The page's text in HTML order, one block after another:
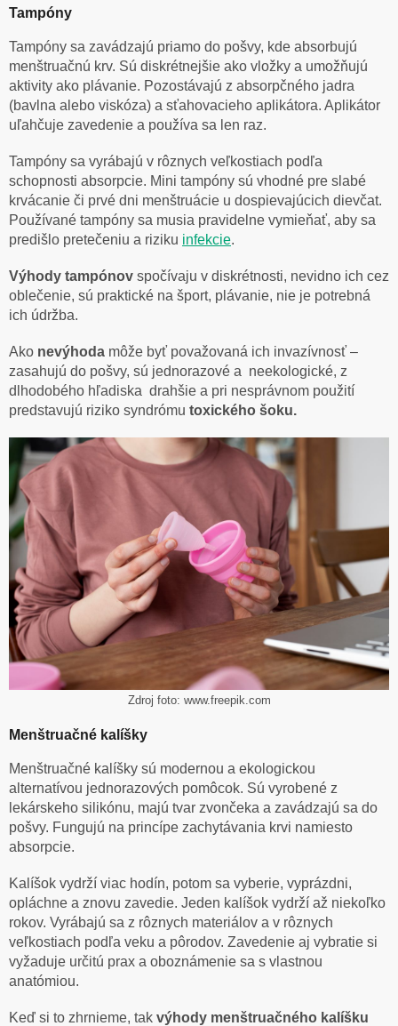
Tampóny
Tampóny sa zavádzajú priamo do pošvy, kde absorbujú
menštruačnú krv. Sú diskrétnejšie ako vložky a umožňujú
aktivity ako plávanie. Pozostávajú z absorpčného jadra
(bavlna alebo viskóza) a sťahovacieho aplikátora. Aplikátor
uľahčuje zavedenie a používa sa len raz.
Tampóny sa vyrábajú v rôznych veľkostiach podľa
schopnosti absorpcie. Mini tampóny sú vhodné pre slabé
krvácanie či prvé dni menštruácie u dospievajúcich dievčat.
Používané tampóny sa musia pravidelne vymieňať, aby sa
predišlo pretečeniu a riziku infekcie.
Výhody tampónov spočívaju v diskrétnosti, nevidno ich cez
oblečenie, sú praktické na šport, plávanie, nie je potrebná
ich údržba.
Ako nevýhoda môže byť považovaná ich invazívnosť –
zasahujú do pošvy, sú jednorazové a neekologické, z
dlhodobého hľadiska drahšie a pri nesprávnom použití
predstavujú riziko syndrómu toxického šoku.
Zdroj foto: www.freepik.com
Menštruačné kalíšky
Menštruačné kalíšky sú modernou a ekologickou
alternatívou jednorazových pomôcok. Sú vyrobené z
lekárskeho silikónu, majú tvar zvončeka a zavádzajú sa do
pošvy. Fungujú na princípe zachytávania krvi namiesto
absorpcie.
Kalíšok vydrží viac hodín, potom sa vyberie, vyprázdni,
opláchne a znovu zavedie. Jeden kalíšok vydrží až niekoľko
rokov. Vyrábajú sa z rôznych materiálov a v rôznych
veľkostiach podľa veku a pôrodov. Zavedenie aj vybratie si
vyžaduje určitú prax a oboznámenie sa s vlastnou
anatómiou.
Keď si to zhrnieme, tak výhody menštruačného kalíšku